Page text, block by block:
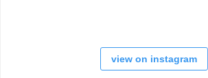
view on instagram